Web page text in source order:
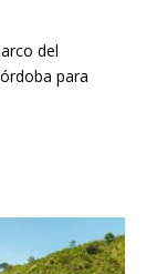
del
para